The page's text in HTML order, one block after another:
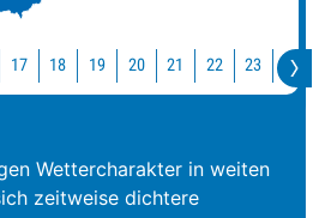
17 18 19 20 21 22 23 0
Wettercharakter in weiten
zeitweise dichtere